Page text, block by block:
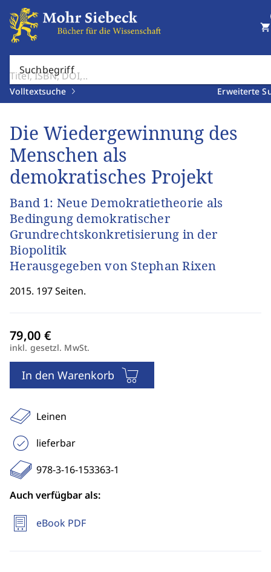
Suchbegriff
Volltextsuche Erweiterte
shopping_cart
Die Wiedergewinnung des
Menschen als
demokratisches Projekt
Band 1: Neue Demokratietheorie als
Bedingung demokratischer
Grundrechtskonkretisierung in der
Biopolitik
Herausgegeben von Stephan Rixen
2015. 197 Seiten.
inkl. gesetzl. MwSt.
In den Warenkorb
Leinen
lieferbar
978-3-16-153363-1
Auch verfügbar als:
eBook PDF